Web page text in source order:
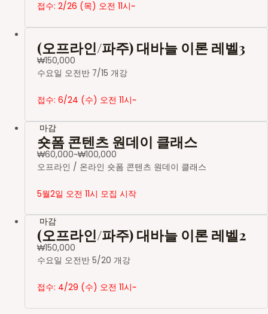
접수: 2/26 (목) 오전 11시~
(오프라인/파주) 대바늘 이론 레벨3
₩150,000
수요일 오전반 7/15 개강
접수: 6/24 (수) 오전 11시~
마감
숏폼 콘텐츠 원데이 클래스
₩60,000~₩100,000
오프라인 / 온라인 숏폼 콘텐츠 원데이 클래스
5월2일 오전 11시 모집 시작
마감
(오프라인/파주) 대바늘 이론 레벨2
₩150,000
수요일 오전반 5/20 개강
접수: 4/29 (수) 오전 11시~